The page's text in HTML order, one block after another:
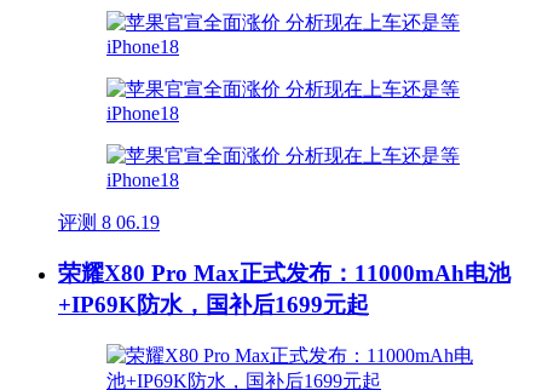
评测 8 06.19
荣耀X80 Pro Max正式发布：11000mAh电池
+IP69K防水，国补后1699元起